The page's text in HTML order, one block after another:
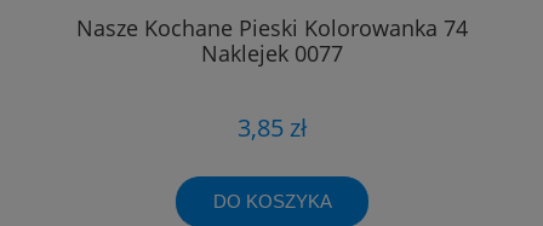
Nasze Kochane Pieski Kolorowanka 74
Naklejek 0077
3,85 zł
DO KOSZYKA